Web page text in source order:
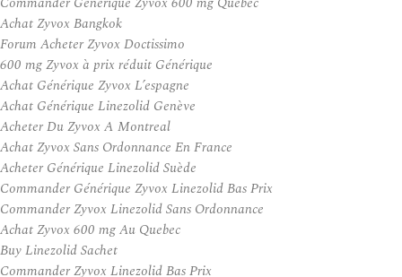
Achat Zyvox Bangkok
Forum Acheter Zyvox Doctissimo
600 mg Zyvox à prix réduit Générique
Achat Générique Zyvox L’espagne
Achat Générique Linezolid Genève
Acheter Du Zyvox A Montreal
Achat Zyvox Sans Ordonnance En France
Acheter Générique Linezolid Suède
Commander Générique Zyvox Linezolid Bas Prix
Commander Zyvox Linezolid Sans Ordonnance
Achat Zyvox 600 mg Au Quebec
Buy Linezolid Sachet
Commander Zyvox Linezolid Bas Prix